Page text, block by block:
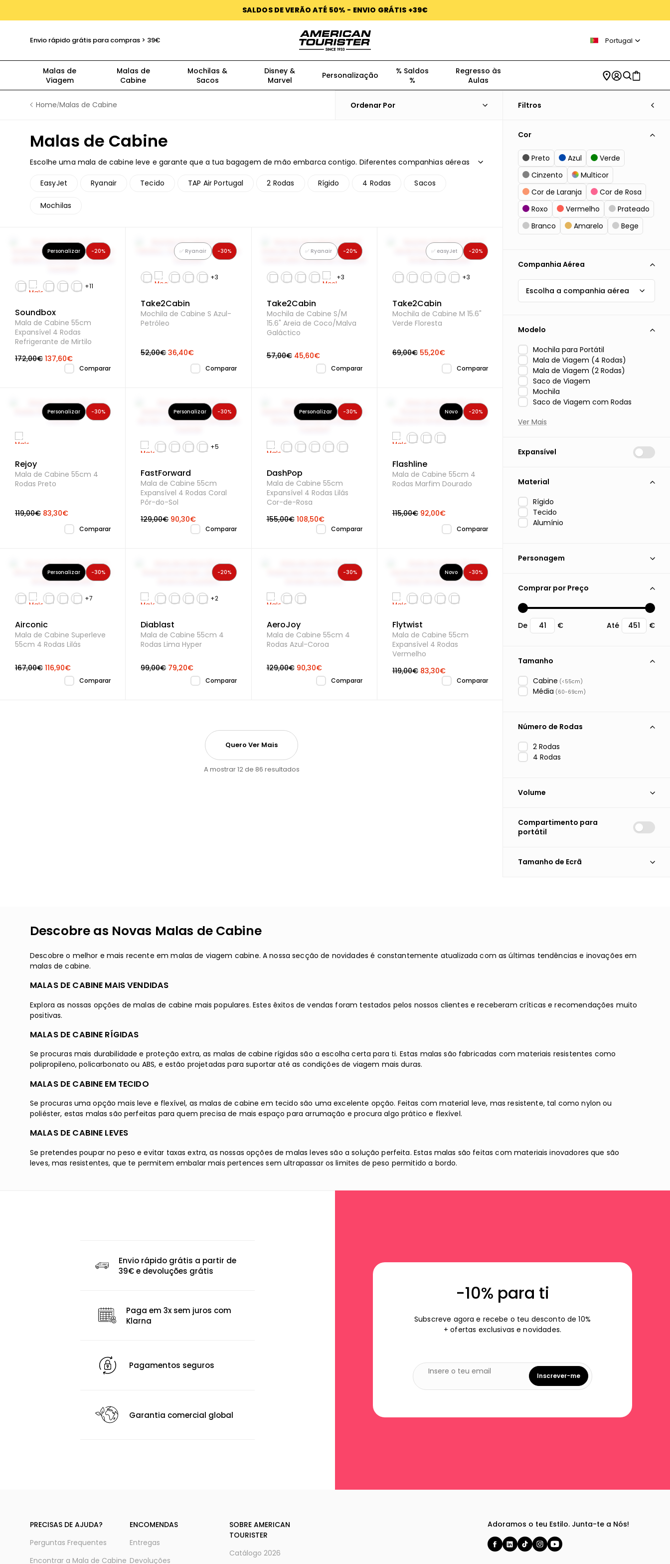
SALDOS DE VERÃO ATÉ 50% - ENVIO GRÁTIS +39€
Envio rápido grátis para compras > 39€ Portugal
Malas de
Viagem
Malas de
Cabine
Mochilas &
Sacos
Disney &
Marvel
Personalização
% Saldos
%
Regresso às
Aulas
Home/Malas de Cabine Ordenar Por Filtros
Malas de Cabine
Escolhe uma mala de cabine leve e garante que a tua bagagem de mão embarca contigo. Diferentes companhias aéreas
mala certa. Cada coleção apresenta modelos de malas de cabine com 2 e 4 rodas que cumprem as ‘estritas dimensões’,
mão.
EasyJet Ryanair Tecido TAP Air Portugal 2 Rodas Rígido 4 Rodas Sacos
Mochilas
Personalizar -20%
Soundbox
Mala de Cabine 55cm
Expansível 4 Rodas
Refrigerante de Mirtilo
Comparar
172,00€ 137,60€
✅ Ryanair -30%
Take2Cabin
Mochila de Cabine S Azul-
Petróleo
Comparar
52,00€ 36,40€
✅ Ryanair -20%
Take2Cabin
Mochila de Cabine S/M
15.6" Areia de Coco/Malva
Galáctico
Comparar
57,00€ 45,60€
✅ easyJet -20%
Take2Cabin
Mochila de Cabine M 15.6"
Verde Floresta
Comparar
69,00€ 55,20€
Personalizar -30%
Rejoy
Mala de Cabine 55cm 4
Rodas Preto
Comparar
119,00€ 83,30€
Personalizar -30%
FastForward
Mala de Cabine 55cm
Expansível 4 Rodas Coral
Pôr-do-Sol
Comparar
129,00€ 90,30€
Personalizar -30%
DashPop
Mala de Cabine 55cm
Expansível 4 Rodas Lilás
Cor-de-Rosa
Comparar
155,00€ 108,50€
Novo -20%
Flashline
Mala de Cabine 55cm 4
Rodas Marfim Dourado
Comparar
115,00€ 92,00€
Personalizar -30%
Airconic
Mala de Cabine Superleve
55cm 4 Rodas Lilás
Comparar
167,00€ 116,90€
-20%
Diablast
Mala de Cabine 55cm 4
Rodas Lima Hyper
Comparar
99,00€ 79,20€
-30%
AeroJoy
Mala de Cabine 55cm 4
Rodas Azul-Coroa
Comparar
129,00€ 90,30€
Novo -30%
Flytwist
Mala de Cabine 55cm
Expansível 4 Rodas
Vermelho
Comparar
119,00€ 83,30€
Quero Ver Mais
A mostrar 12 de 86 resultados
Cor
Preto Azul
Verde
Cinzento
Multicor
Cor de Laranja
Cor de Rosa
Roxo
Vermelho
Prateado
Branco
Amarelo Bege
Companhia Aérea
Escolha a companhia aérea
Modelo
Mochila para Portátil
Mala de Viagem (4 Rodas)
Mala de Viagem (2 Rodas)
Saco de Viagem
Mochila
Saco de Viagem com Rodas
Necessaire
Ver Mais
Expansível
Material
Rígido
Tecido
Alumínio
Personagem
Minnie
Comprar por Preço
De € Até €
Tamanho
Cabine (<55cm)
Média (60-69cm)
Número de Rodas
2 Rodas
4 Rodas
Volume
20-50L
50-80L
Compartimento para
portátil
Tamanho de Ecrã
Descobre as Novas Malas de Cabine
Descobre o melhor e mais recente em malas de viagem cabine. A nossa secção de novidades é constantemente atualizada com as últimas tendências e inovações em
malas de cabine.
MALAS DE CABINE MAIS VENDIDAS
Explora as nossas opções de malas de cabine mais populares. Estes êxitos de vendas foram testados pelos nossos clientes e receberam críticas e recomendações muito
positivas.
MALAS DE CABINE RÍGIDAS
Se procuras mais durabilidade e proteção extra, as malas de cabine rígidas são a escolha certa para ti. Estas malas são fabricadas com materiais resistentes como
polipropileno, policarbonato ou ABS, e estão projetadas para suportar até as condições de viagem mais duras.
MALAS DE CABINE EM TECIDO
Se procuras uma opção mais leve e flexível, as malas de cabine em tecido são uma excelente opção. Feitas com material leve, mas resistente, tal como nylon ou
poliéster, estas malas são perfeitas para quem precisa de mais espaço para arrumação e procura algo prático e flexível.
MALAS DE CABINE LEVES
Se pretendes poupar no peso e evitar taxas extra, as nossas opções de malas leves são a solução perfeita. Estas malas são feitas com materiais inovadores que são
leves, mas resistentes, que te permitem embalar mais pertences sem ultrapassar os limites de peso permitido a bordo.
Envio rápido grátis a partir de
39€ e devoluções grátis
Paga em 3x sem juros com
Klarna
Pagamentos seguros
Garantia comercial global
-10% para ti
Subscreve agora e recebe o teu desconto de 10%
+ ofertas exclusivas e novidades.
Inscrever-me
PRECISAS DE AJUDA?
Perguntas Frequentes
Encontrar a Mala de Cabine
ENCOMENDAS
Entregas
Devoluções
SOBRE AMERICAN
TOURISTER
Catálogo 2026
Adoramos o teu Estilo. Junta-te a Nós!